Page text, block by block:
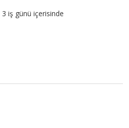
3 iş günü içerisinde